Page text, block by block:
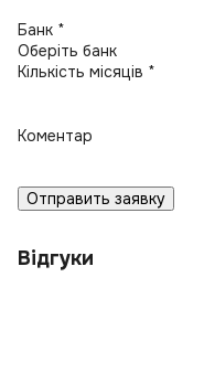
Банк *
Кількість місяців *
Коментар
Отправить заявку
Відгуки